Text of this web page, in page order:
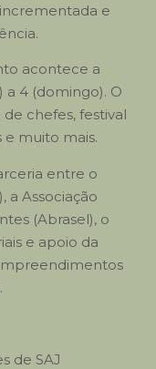
e
acontece a
a 4 (domingo). O
chefes, festival
e muito mais.
entre o
a Associação
(Abrasel), o
e apoio da
de SAJ